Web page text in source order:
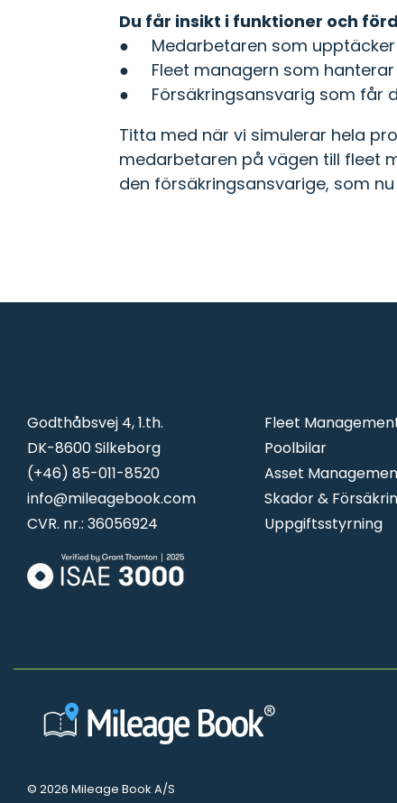
Du får insikt i funktioner och
● Medarbetaren som upptäcker
● Fleet managern som hanterar
● Försäkringsansvarig som får
Titta med när vi simulerar hela
medarbetaren på vägen till fleet
den försäkringsansvarige, som
Godthåbsvej 4, 1.th.
DK-8600 Silkeborg
(+46) 85-011-8520
info@mileagebook.com
CVR. nr.: 36056924
Fleet
Poolbilar
Asset
Skador &
Uppgiftsstyrning
© 2026 Mileage Book A/S